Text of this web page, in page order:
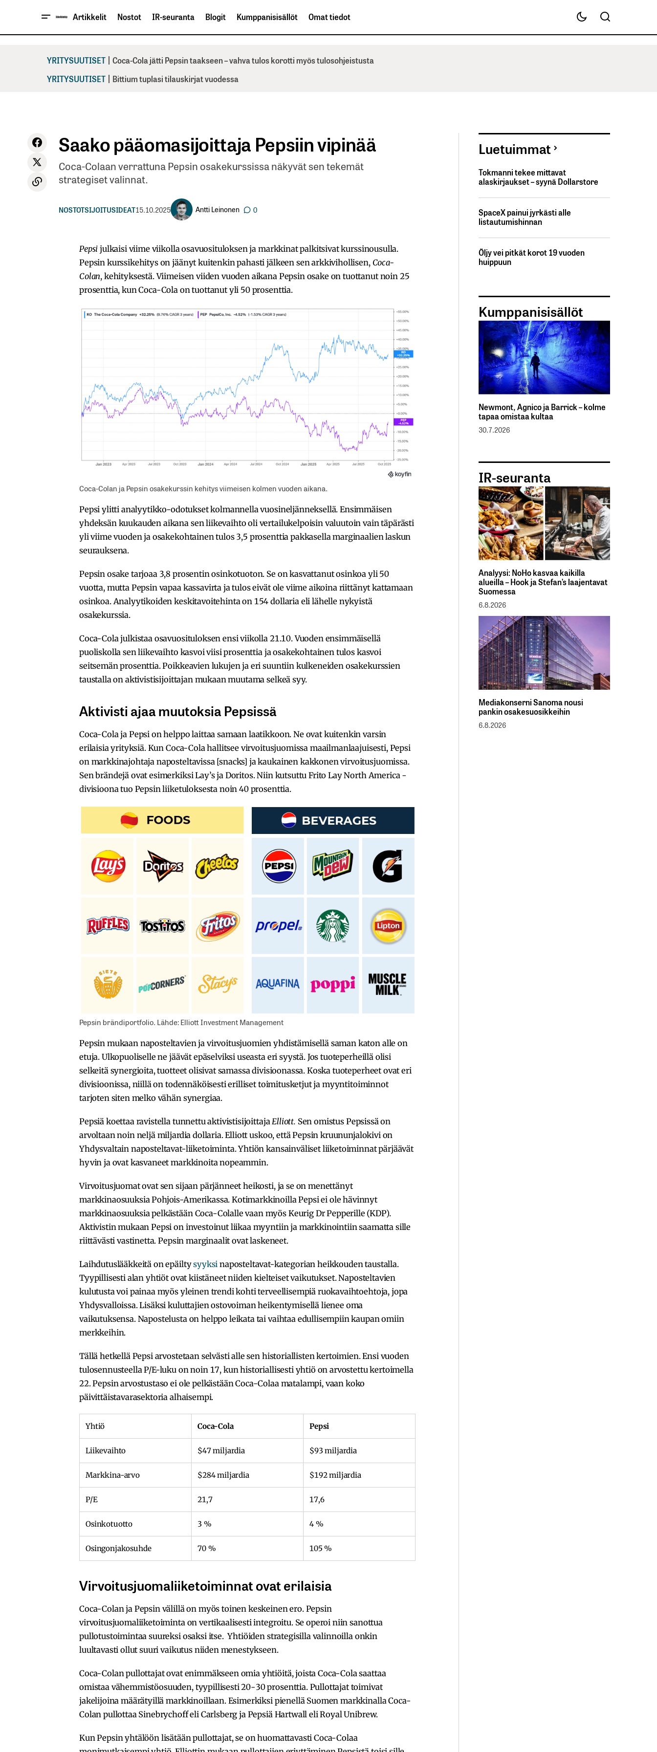
Artikkelit Nostot IR-seuranta Blogit Kumppanisisällöt Omat tiedot
YRITYSUUTISET | Coca-Cola jätti Pepsin taakseen – vahva tulos korotti myös tulosohjeistusta
YRITYSUUTISET | Bittium tuplasi tilauskirjat vuodessa
Saako pääomasijoittaja Pepsiin vipinää
Coca-Colaan verrattuna Pepsin osakekurssissa näkyvät sen tekemät
strategiset valinnat.
NOSTOTSIJOITUSIDEAT15.10.2025 Antti Leinonen 0
Pepsijulkaisi viime viikolla osavuosituloksen ja markkinat palkitsivat kurssinousulla.
Pepsin kurssikehitys on jäänyt kuitenkin pahasti jälkeen sen arkkivihollisen, Coca-
Colan, kehityksestä. Viimeisen viiden vuoden aikana Pepsin osake on tuottanut noin 25
prosenttia, kun Coca-Cola on tuottanut yli 50 prosenttia.
Coca-Colan ja Pepsin osakekurssin kehitys viimeisen kolmen vuoden aikana.
Pepsi ylitti analyytikko-odotukset kolmannella vuosineljänneksellä. Ensimmäisen
yhdeksän kuukauden aikana sen liikevaihto oli vertailukelpoisin valuutoin vain täpärästi
yli viime vuoden ja osakekohtainen tulos 3,5 prosenttia pakkasella marginaalien laskun
seurauksena.
Pepsin osake tarjoaa 3,8 prosentin osinkotuoton. Se on kasvattanut osinkoa yli 50
vuotta, mutta Pepsin vapaa kassavirta ja tulos eivät ole viime aikoina riittänyt kattamaan
osinkoa. Analyytikoiden keskitavoitehinta on 154 dollaria eli lähelle nykyistä
osakekurssia.
Coca-Cola julkistaa osavuosituloksen ensi viikolla 21.10. Vuoden ensimmäisellä
puoliskolla sen liikevaihto kasvoi viisi prosenttia ja osakekohtainen tulos kasvoi
seitsemän prosenttia. Poikkeavien lukujen ja eri suuntiin kulkeneiden osakekurssien
taustalla on aktivistisijoittajan mukaan muutama selkeä syy.
Aktivisti ajaa muutoksia Pepsissä
Coca-Cola ja Pepsi on helppo laittaa samaan laatikkoon. Ne ovat kuitenkin varsin
erilaisia yrityksiä. Kun Coca-Cola hallitsee virvoitusjuomissa maailmanlaajuisesti, Pepsi
on markkinajohtaja naposteltavissa [snacks] ja kaukainen kakkonen virvoitusjuomissa.
Sen brändejä ovat esimerkiksi Lay’s ja Doritos. Niin kutsuttu Frito Lay North America -
divisioona tuo Pepsin liiketuloksesta noin 40 prosenttia.
Pepsin brändiportfolio. Lähde: Elliott Investment Management
Pepsin mukaan naposteltavien ja virvoitusjuomien yhdistämisellä saman katon alle on
etuja. Ulkopuoliselle ne jäävät epäselviksi useasta eri syystä. Jos tuoteperheillä olisi
selkeitä synergioita, tuotteet olisivat samassa divisioonassa. Koska tuoteperheet ovat eri
divisioonissa, niillä on todennäköisesti erilliset toimitusketjut ja myyntitoiminnot
tarjoten siten melko vähän synergiaa.
Pepsiä koettaa ravistella tunnettu aktivistisijoittaja Elliott. Sen omistus Pepsissä on
arvoltaan noin neljä miljardia dollaria. Elliott uskoo, että Pepsin kruununjalokivi on
Yhdysvaltain naposteltavat-liiketoiminta. Yhtiön kansainväliset liiketoiminnat pärjäävät
hyvin ja ovat kasvaneet markkinoita nopeammin.
Virvoitusjuomat ovat sen sijaan pärjänneet heikosti, ja se on menettänyt
markkinaosuuksia Pohjois-Amerikassa. Kotimarkkinoilla Pepsi ei ole hävinnyt
markkinaosuuksia pelkästään Coca-Colalle vaan myös Keurig Dr Pepperille (KDP).
Aktivistin mukaan Pepsi on investoinut liikaa myyntiin ja markkinointiin saamatta sille
riittävästi vastinetta. Pepsin marginaalit ovat laskeneet.
Laihdutuslääkkeitä on epäiltysyyksi naposteltavat-kategorian heikkouden taustalla.
Tyypillisesti alan yhtiöt ovat kiistäneet niiden kielteiset vaikutukset. Naposteltavien
kulutusta voi painaa myös yleinen trendi kohti terveellisempiä ruokavaihtoehtoja, jopa
Yhdysvalloissa. Lisäksi kuluttajien ostovoiman heikentymisellä lienee oma
vaikutuksensa. Napostelusta on helppo leikata tai vaihtaa edullisempiin kaupan omiin
merkkeihin.
Tällä hetkellä Pepsi arvostetaan selvästi alle sen historiallisten kertoimien. Ensi vuoden
tulosennusteella P/E-luku on noin 17, kun historiallisesti yhtiö on arvostettu kertoimella
22. Pepsin arvostustaso ei ole pelkästään Coca-Colaa matalampi, vaan koko
päivittäistavarasektoria alhaisempi.
Yhtiö Coca-Cola Pepsi
Liikevaihto $47 miljardia $93 miljardia
Markkina-arvo $284 miljardia $192 miljardia
P/E 21,7 17,6
Osinkotuotto 3 % 4 %
Osingonjakosuhde 70 % 105 %
Virvoitusjuomaliiketoiminnat ovat erilaisia
Coca-Colan ja Pepsin välillä on myös toinen keskeinen ero. Pepsin
virvoitusjuomaliiketoiminta on vertikaalisesti integroitu. Se operoi niin sanottua
pullotustoimintaa suureksi osaksi itse. Yhtiöiden strategisilla valinnoilla onkin
luultavasti ollut suuri vaikutus niiden menestykseen.
Coca-Colan pullottajat ovat enimmäkseen omia yhtiöitä, joista Coca-Cola saattaa
omistaa vähemmistöosuuden, tyypillisesti 20-30 prosenttia. Pullottajat toimivat
jakelijoina määrätyillä markkinoillaan. Esimerkiksi pienellä Suomen markkinalla Coca-
Colan pullottaa Sinebrychoff eli Carlsberg ja Pepsiä Hartwall eli Royal Unibrew.
Kun Pepsin yhtälöön lisätään pullottajat, se on huomattavasti Coca-Colaa
Luetuimmat
Tokmanni tekee mittavat
alaskirjaukset – syynä Dollarstore
SpaceX painui jyrkästi alle
listautumishinnan
Öljy vei pitkät korot 19 vuoden
huippuun
Kumppanisisällöt
Newmont, Agnico ja Barrick – kolme
tapaa omistaa kultaa
30.7.2026
IR-seuranta
Analyysi: NoHo kasvaa kaikilla
alueilla – Hook ja Stefan’s laajentavat
Suomessa
6.8.2026
Mediakonserni Sanoma nousi
pankin osakesuosikkeihin
6.8.2026